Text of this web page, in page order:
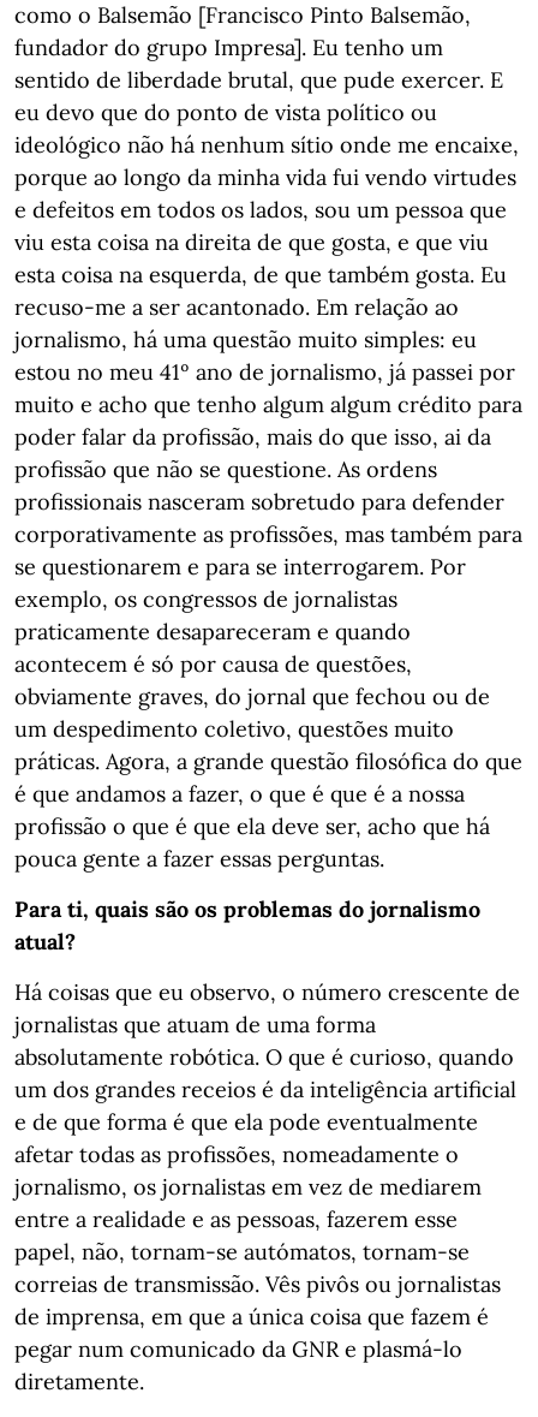
como o Balsemão [Francisco Pinto Balsemão,
fundador do grupo Impresa]. Eu tenho um
sentido de liberdade brutal, que pude exercer. E
eu devo que do ponto de vista político ou
ideológico não há nenhum sítio onde me encaixe,
porque ao longo da minha vida fui vendo virtudes
e defeitos em todos os lados, sou um pessoa que
viu esta coisa na direita de que gosta, e que viu
esta coisa na esquerda, de que também gosta. Eu
recuso-me a ser acantonado. Em relação ao
jornalismo, há uma questão muito simples: eu
estou no meu 41º ano de jornalismo, já passei por
muito e acho que tenho algum algum crédito para
poder falar da profissão, mais do que isso, ai da
profissão que não se questione. As ordens
profissionais nasceram sobretudo para defender
corporativamente as profissões, mas também para
se questionarem e para se interrogarem. Por
exemplo, os congressos de jornalistas
praticamente desapareceram e quando
acontecem é só por causa de questões,
obviamente graves, do jornal que fechou ou de
um despedimento coletivo, questões muito
práticas. Agora, a grande questão filosófica do que
é que andamos a fazer, o que é que é a nossa
profissão o que é que ela deve ser, acho que há
pouca gente a fazer essas perguntas.
Para ti, quais são os problemas do jornalismo
atual?
Há coisas que eu observo, o número crescente de
jornalistas que atuam de uma forma
absolutamente robótica. O que é curioso, quando
um dos grandes receios é da inteligência artificial
e de que forma é que ela pode eventualmente
afetar todas as profissões, nomeadamente o
jornalismo, os jornalistas em vez de mediarem
entre a realidade e as pessoas, fazerem esse
papel, não, tornam-se autómatos, tornam-se
correias de transmissão. Vês pivôs ou jornalistas
de imprensa, em que a única coisa que fazem é
pegar num comunicado da GNR e plasmá-lo
diretamente.